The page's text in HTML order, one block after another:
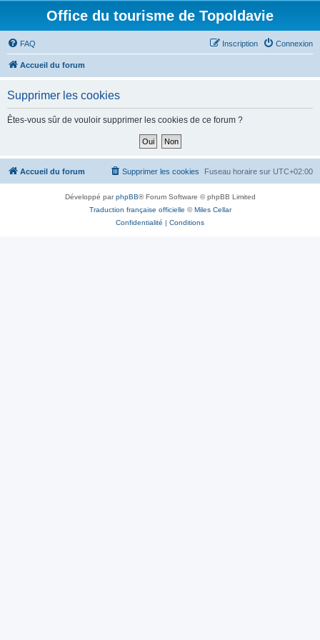
Office du tourisme de Topoldavie
FAQ Connexion
Inscription
Accueil du forum
Supprimer les cookies
Êtes-vous sûr de vouloir supprimer les cookies de ce forum ?
Accueil du forum Fuseau horaire sur UTC+02:00
Supprimer les cookies
Développé parphpBB® Forum Software © phpBB Limited
Traduction française officielle ©Miles Cellar
Confidentialité | Conditions